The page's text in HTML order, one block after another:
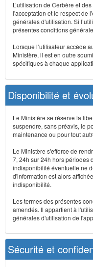
L’utilisation de Cerbère et
l'acceptation et le respect de
générales d'utilisation. Si
présentes conditions
Lorsque l’utilisateur accède
Ministère, il est en outre
spécifiques à chaque
Disponibilité et
Le Ministère se réserve la
suspendre, sans préavis, le
maintenance ou pour tout
Le Ministère s'efforce de
7, 24h sur 24h hors périodes
indisponibilité éventuelle ne
d'information est alors
indisponibilité.
Les termes des présentes
amendés. Il appartient à
générales d'utilisation de
Sécurité et